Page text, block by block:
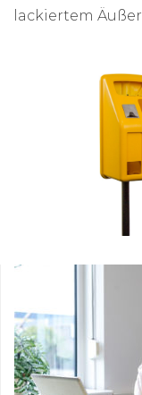
lackiertem